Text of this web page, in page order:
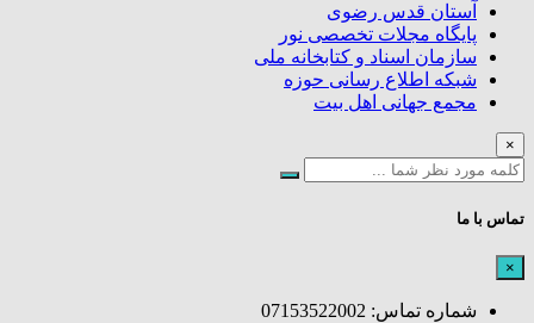
آستان قدس رضوی
پایگاه مجلات تخصصی نور
سازمان اسناد و کتابخانه ملی
شبکه اطلاع رسانی حوزه
مجمع جهانی اهل بیت
×
تماس با ما
×
شماره تماس: 07153522002